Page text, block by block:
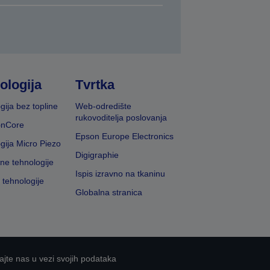
bez topline
Micro Piezo
tehnologije
tehnologije
Tvrtka
Web-odredište
rukovoditelja poslovanja
Epson Europe Electronics
Digigraphie
Ispis izravno na tkaninu
Globalna stranica
nas u vezi svojih podataka